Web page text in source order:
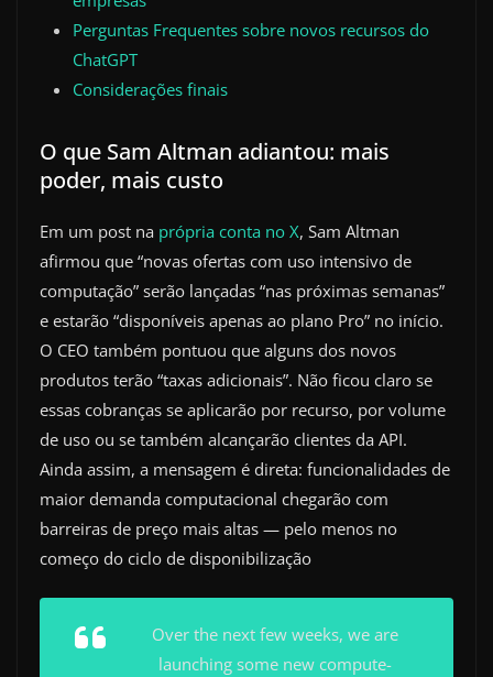
Perguntas Frequentes sobre novos recursos do
ChatGPT
Considerações finais
O que Sam Altman adiantou: mais
poder, mais custo
Em um post na própria conta no X, Sam Altman
afirmou que “novas ofertas com uso intensivo de
computação” serão lançadas “nas próximas semanas”
e estarão “disponíveis apenas ao plano Pro” no início.
O CEO também pontuou que alguns dos novos
produtos terão “taxas adicionais”. Não ficou claro se
essas cobranças se aplicarão por recurso, por volume
de uso ou se também alcançarão clientes da API.
Ainda assim, a mensagem é direta: funcionalidades de
maior demanda computacional chegarão com
barreiras de preço mais altas — pelo menos no
começo do ciclo de disponibilização
Over the next few weeks, we are
launching some new compute-